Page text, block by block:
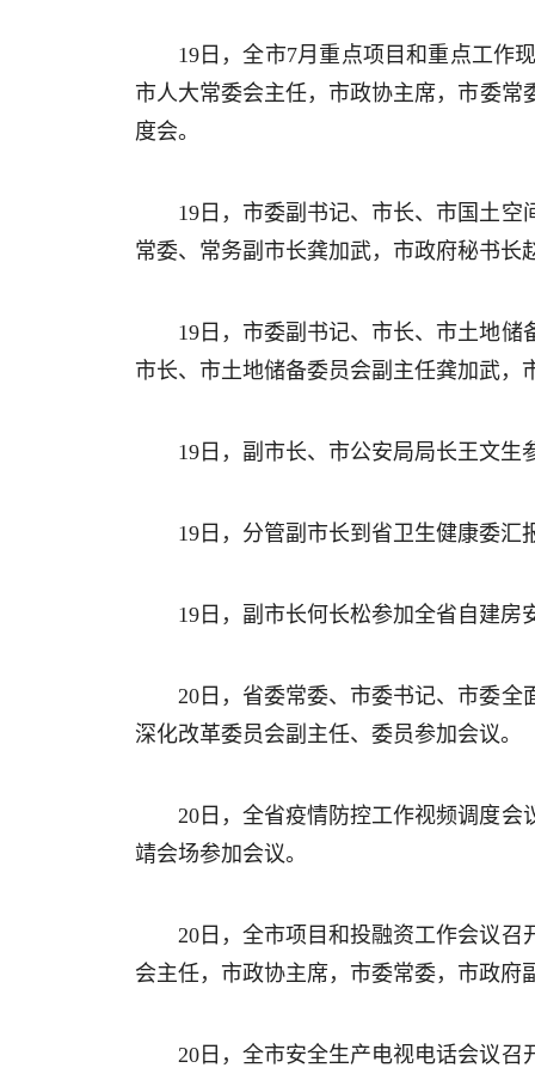
19日，全市7月重点项目和重点工作
市人大常委会主任，市政协主席，市委
度会。
19日，市委副书记、市长、市国土
常委、常务副市长龚加武，市政府秘书
19日，市委副书记、市长、市土地
市长、市土地储备委员会副主任龚加武
19日，副市长、市公安局局长王文
19日，分管副市长到省卫生健康委
19日，副市长何长松参加全省自建
20日，省委常委、市委书记、市委
深化改革委员会副主任、委员参加会议。
20日，全省疫情防控工作视频调度
靖会场参加会议。
20日，全市项目和投融资工作会议
会主任，市政协主席，市委常委，市政
20日，全市安全生产电视电话会议